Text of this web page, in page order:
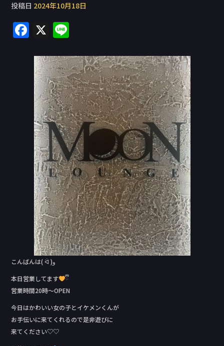
投稿日 2024年10月18日
F
c
e
b
o
o
k
X
e
こんばんは( ᐛ )و
本日営業してます
ྀི
営業時間20時〜OPEN
今日はかわいい女の子とイケメンくんが
お手伝いに来てくれるので是非遊びに
来てください♡♡